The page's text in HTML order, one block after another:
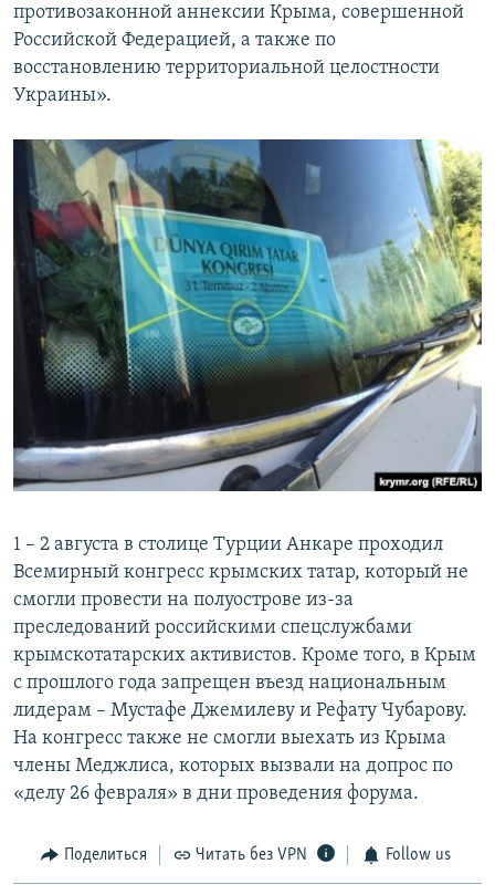
противозаконной аннексии Крыма, совершенной
Российской Федерацией, а также по
восстановлению территориальной целостности
Украины».
1 – 2 августа в столице Турции Анкаре проходил
Всемирный конгресс крымских татар, который не
смогли провести на полуострове из-за
преследований российскими спецслужбами
крымскотатарских активистов. Кроме того, в Крым
с прошлого года запрещен въезд национальным
лидерам – Мустафе Джемилеву и Рефату Чубарову.
На конгресс также не смогли выехать из Крыма
члены Меджлиса, которых вызвали на допрос по
«делу 26 февраля» в дни проведения форума.
Поделиться Читать без VPN Follow us